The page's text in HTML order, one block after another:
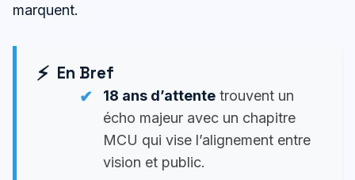
marquent.
En Bref
18 ans d’attente trouvent un
écho majeur avec un chapitre
MCU qui vise l’alignement entre
vision et public.